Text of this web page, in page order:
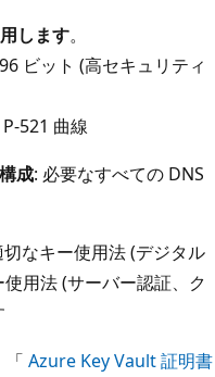
します。
ビット (高セキュリティ
521 曲線
成: 必要なすべての DNS
切なキー使用法 (デジタル
用法 (サーバー認証、ク
「 Azure Key Vault 証明書